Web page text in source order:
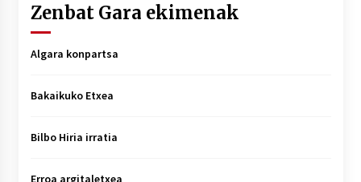
Zenbat Gara ekimenak
Algara konpartsa
Bakaikuko Etxea
Bilbo Hiria irratia
Erroa argitaletxea